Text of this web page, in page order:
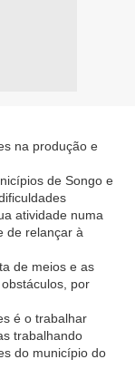
na produção e
de Songo e
atividade numa
de relançar à
de meios e as
por
é o trabalhar
trabalhando
do município do